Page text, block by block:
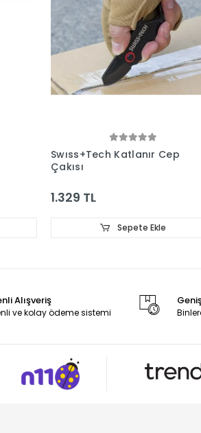
Swıss+Tech Katlanır Cep
Çakısı
1.329 TL
Sepete Ekle
Alışveriş
ve kolay ödeme sistemi